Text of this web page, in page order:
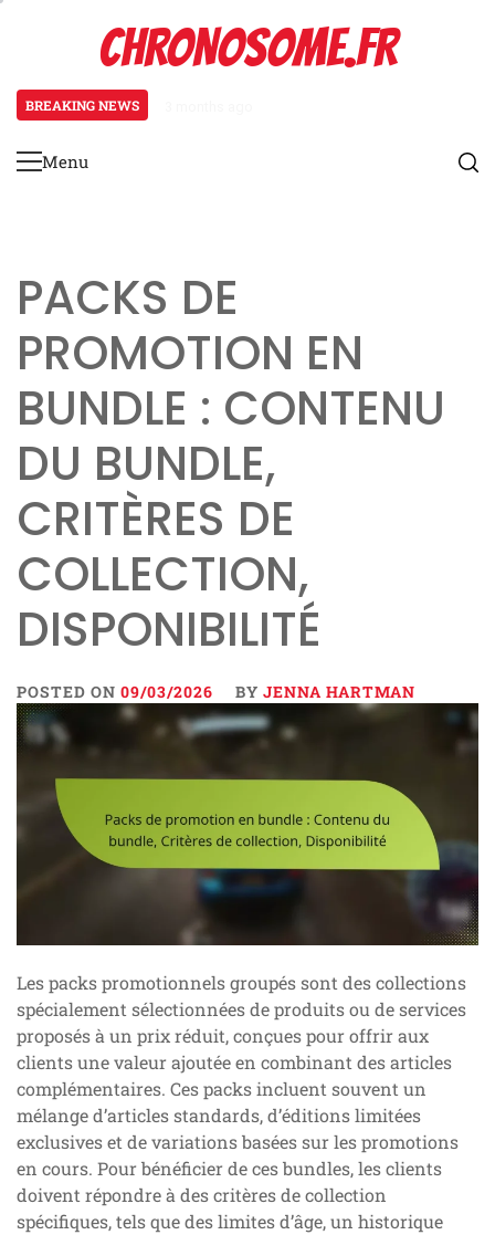
CHRONOSOME.FR
BREAKING NEWS
Primary
Menu
PACKS DE
PROMOTION EN
BUNDLE : CONTENU
DU BUNDLE,
CRITÈRES DE
COLLECTION,
DISPONIBILITÉ
POSTED ON 09/03/2026 BY JENNA HARTMAN
Les packs promotionnels groupés sont des collections
spécialement sélectionnées de produits ou de services
proposés à un prix réduit, conçues pour offrir aux
clients une valeur ajoutée en combinant des articles
complémentaires. Ces packs incluent souvent un
mélange d’articles standards, d’éditions limitées
exclusives et de variations basées sur les promotions
en cours. Pour bénéficier de ces bundles, les clients
doivent répondre à des critères de collection
spécifiques, tels que des limites d’âge, un historique